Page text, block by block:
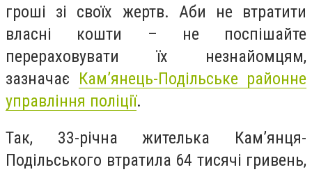
гроші зі своїх жертв. Аби не втратити
власні кошти – не поспішайте
перераховувати їх незнайомцям,
зазначає Кам’янець-Подільське районне
управління поліції.
Так, 33-річна жителька Кам’янця-
Подільського втратила 64 тисячі гривень,